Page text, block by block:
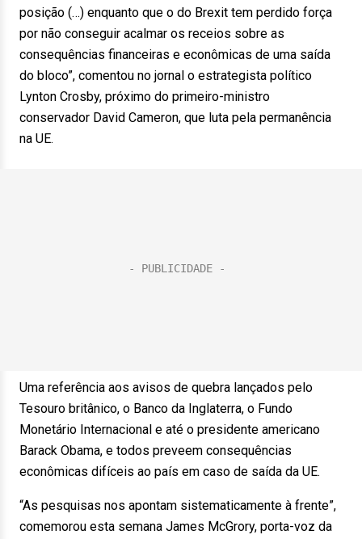
posição (…) enquanto que o do Brexit tem perdido força
por não conseguir acalmar os receios sobre as
consequências financeiras e econômicas de uma saída
do bloco”, comentou no jornal o estrategista político
Lynton Crosby, próximo do primeiro-ministro
conservador David Cameron, que luta pela permanência
na UE.
Uma referência aos avisos de quebra lançados pelo
Tesouro britânico, o Banco da Inglaterra, o Fundo
Monetário Internacional e até o presidente americano
Barack Obama, e todos preveem consequências
econômicas difíceis ao país em caso de saída da UE.
“As pesquisas nos apontam sistematicamente à frente”,
comemorou esta semana James McGrory, porta-voz da